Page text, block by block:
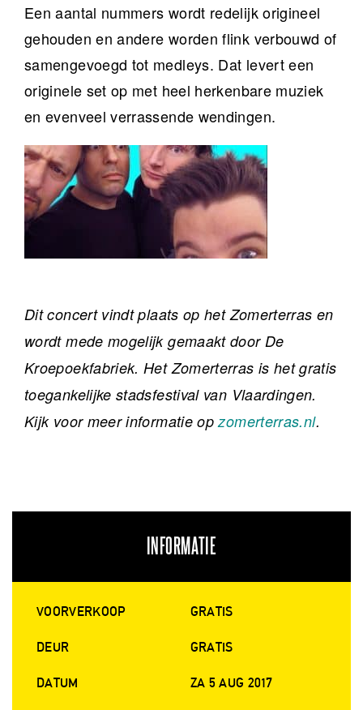
Een aantal nummers wordt redelijk origineel
gehouden en andere worden flink verbouwd of
samengevoegd tot medleys. Dat levert een
originele set op met heel herkenbare muziek
en evenveel verrassende wendingen.
Dit concert vindt plaats op het Zomerterras en
wordt mede mogelijk gemaakt door De
Kroepoekfabriek. Het Zomerterras is het gratis
toegankelijke stadsfestival van Vlaardingen.
Kijk voor meer informatie opzomerterras.nl.
INFORMATIE
VOORVERKOOP GRATIS
DEUR GRATIS
DATUM ZA 5 AUG 2017